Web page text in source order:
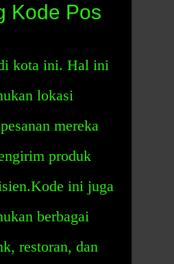
Kode Pos
kota ini. Hal ini
lokasi
mereka
produk
ini juga
berbagai
restoran, dan